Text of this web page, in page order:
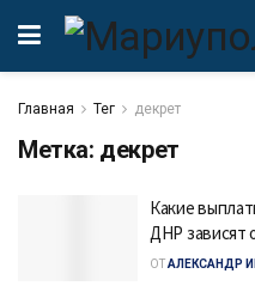
Главная Тег декрет
Метка: декрет
Какие
ДНР зависят
ОТАЛЕКСАНДР